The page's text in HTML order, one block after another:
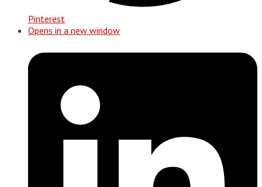
Pinterest
Opens in a new window